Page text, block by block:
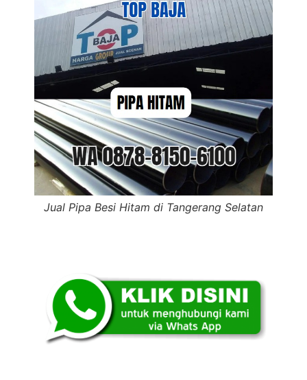
Jual Pipa Besi Hitam di Tangerang Selatan